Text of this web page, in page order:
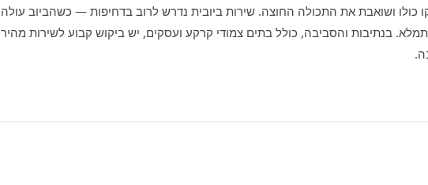
כולו ושואבת את התכולה החוצה. שירות ביובית נדרש לרוב בדחיפות — כשהביוב עולה
בנתיבות והסביבה, כולל בתים צמודי קרקע ועסקים, יש ביקוש קבוע לשירות מהיר